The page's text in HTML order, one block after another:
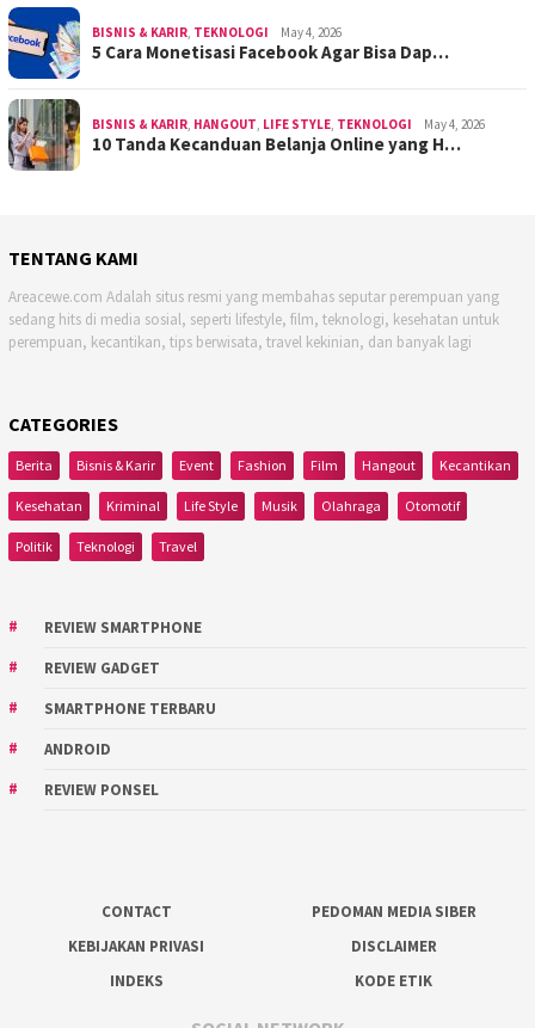
BISNIS & KARIR, TEKNOLOGI May 4, 2026
5 Cara Monetisasi Facebook Agar Bisa Dap…
BISNIS & KARIR, HANGOUT, LIFE STYLE, TEKNOLOGI May 4, 2026
10 Tanda Kecanduan Belanja Online yang H…
TENTANG KAMI
Areacewe.com Adalah situs resmi yang membahas seputar perempuan yang
sedang hits di media sosial, seperti lifestyle, film, teknologi, kesehatan untuk
perempuan, kecantikan, tips berwisata, travel kekinian, dan banyak lagi
CATEGORIES
Berita Bisnis & Karir Event Fashion Film Hangout Kecantikan
Kesehatan Kriminal Life Style Musik Olahraga Otomotif
Politik Teknologi Travel
REVIEW SMARTPHONE
REVIEW GADGET
SMARTPHONE TERBARU
ANDROID
REVIEW PONSEL
CONTACT
PEDOMAN MEDIA SIBER
KEBIJAKAN PRIVASI
DISCLAIMER
INDEKS
KODE ETIK